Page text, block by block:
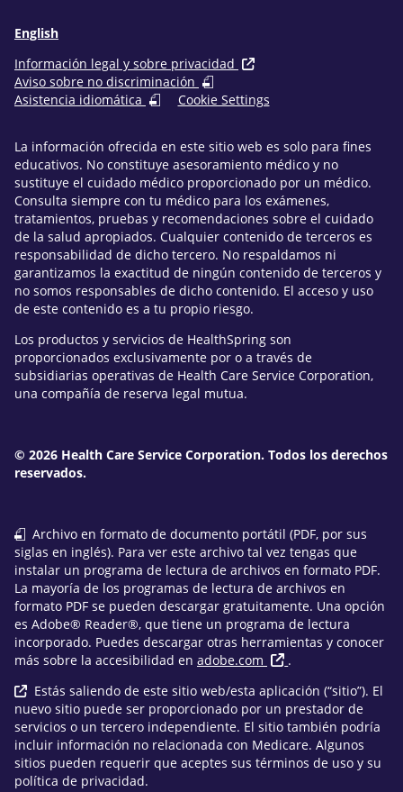
English
Información legal y sobre privacidad
Aviso sobre no discriminación
Asistencia idiomática
Cookie Settings
La información ofrecida en este sitio web es solo para fines
educativos. No constituye asesoramiento médico y no
sustituye el cuidado médico proporcionado por un médico.
Consulta siempre con tu médico para los exámenes,
tratamientos, pruebas y recomendaciones sobre el cuidado
de la salud apropiados. Cualquier contenido de terceros es
responsabilidad de dicho tercero. No respaldamos ni
garantizamos la exactitud de ningún contenido de terceros y
no somos responsables de dicho contenido. El acceso y uso
de este contenido es a tu propio riesgo.
Los productos y servicios de HealthSpring son
proporcionados exclusivamente por o a través de
subsidiarias operativas de Health Care Service Corporation,
una compañía de reserva legal mutua.
© 2026 Health Care Service Corporation. Todos los derechos
reservados.
Archivo en formato de documento portátil (PDF, por sus
siglas en inglés). Para ver este archivo tal vez tengas que
instalar un programa de lectura de archivos en formato PDF.
La mayoría de los programas de lectura de archivos en
formato PDF se pueden descargar gratuitamente. Una opción
es Adobe® Reader®, que tiene un programa de lectura
incorporado. Puedes descargar otras herramientas y conocer
más sobre la accesibilidad en adobe.com
.
Estás saliendo de este sitio web/esta aplicación (“sitio”). El
nuevo sitio puede ser proporcionado por un prestador de
servicios o un tercero independiente. El sitio también podría
incluir información no relacionada con Medicare. Algunos
sitios pueden requerir que aceptes sus términos de uso y su
política de privacidad.